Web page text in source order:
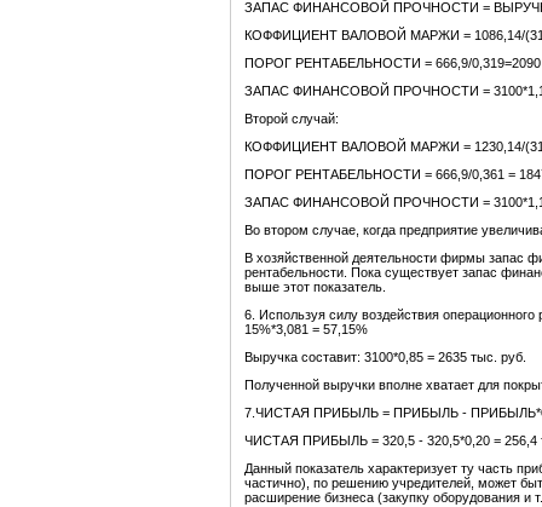
ЗАПАС ФИНАНСОВОЙ ПРОЧНОСТИ =
КОФФИЦИЕНТ ВАЛОВОЙ МАРЖИ = 1086,14/
ПОРОГ РЕНТАБЕЛЬНОСТИ = 666,9/
ЗАПАС ФИНАНСОВОЙ ПРОЧНОСТИ = 3100*1,1 -
Второй случай:
КОФФИЦИЕНТ ВАЛОВОЙ МАРЖИ = 1230,14/
ПОРОГ РЕНТАБЕЛЬНОСТИ = 666,9/0,361 =
ЗАПАС ФИНАНСОВОЙ ПРОЧНОСТИ = 3100*1,1 -
Во втором случае, когда предприятие
В хозяйственной деятельности фирмы запас
рентабельности. Пока существует запас
выше этот показатель.
6. Используя силу воздействия
15%*3,081 = 57,15%
Выручка составит: 3100*0,85 = 2635 тыс. руб.
Полученной выручки вполне хватает для
7.ЧИСТАЯ ПРИБЫЛЬ = ПРИБЫЛЬ -
ЧИСТАЯ ПРИБЫЛЬ = 320,5 - 320,5*0,20 = 256,4
Данный показатель характеризует ту часть
частично), по решению учредителей, может
расширение бизнеса (закупку оборудования и